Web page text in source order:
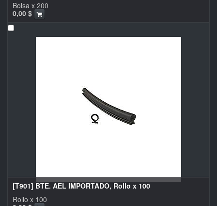
0,00 $
Bolsa x 200
[T901] BTE. AEL IMPORTADO, Rollo x 100
Rollo x 100